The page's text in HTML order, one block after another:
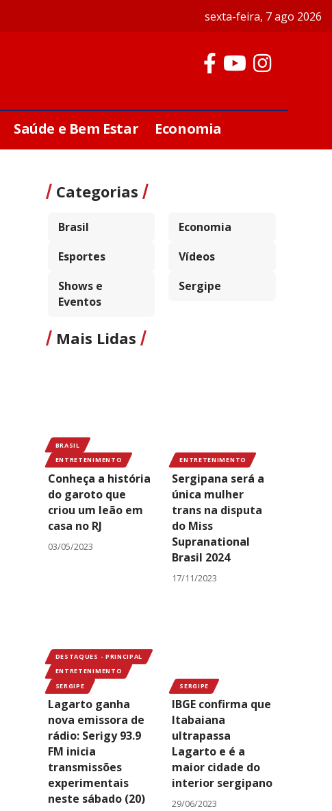
sexta-feira, 7 ago 2026
Saúde e Bem Estar Economia
Categorias
Brasil
Economia
Esportes
Vídeos
Shows e
Eventos
Sergipe
Mais Lidas
BRASIL
ENTRETENIMENTO
Conheça a história
do garoto que
criou um leão em
casa no RJ
03/05/2023
ENTRETENIMENTO
Sergipana será a
única mulher
trans na disputa
do Miss
Supranational
Brasil 2024
17/11/2023
DESTAQUES - PRINCIPAL
ENTRETENIMENTO
SERGIPE
Lagarto ganha
nova emissora de
rádio: Serigy 93.9
FM inicia
transmissões
experimentais
neste sábado (20)
SERGIPE
IBGE confirma que
Itabaiana
ultrapassa
Lagarto e é a
maior cidade do
interior sergipano
29/06/2023